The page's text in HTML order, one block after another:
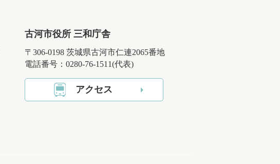
古河市役所 三和庁舎
〒306-0198 茨城県古河市仁連2065番地
電話番号：0280-76-1511(代表)
アクセス